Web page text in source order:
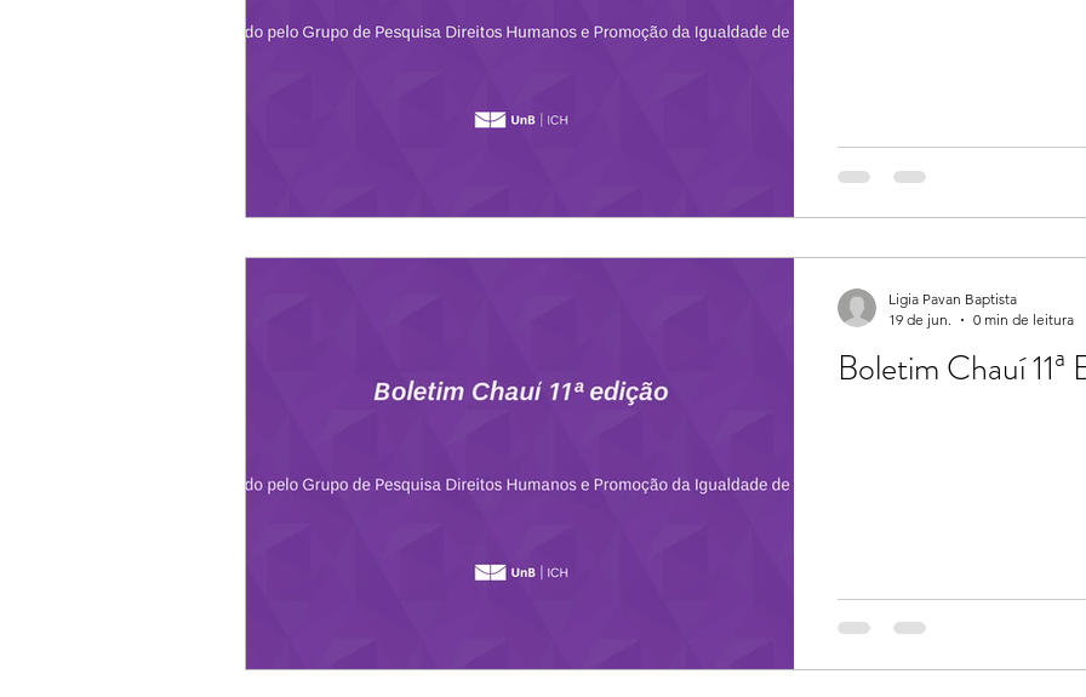
Boletim Chauí 11ª
Ligia Pavan Baptista
19 de jun.
0 min de leitura